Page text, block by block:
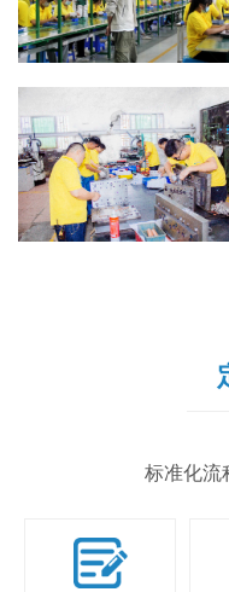
标准化流